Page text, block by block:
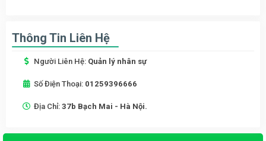
Thông Tin Liên Hệ
Người Liên Hệ: Quản lý nhân sự
Số Điện Thoại: 01259396666
Địa Chỉ: 37b Bạch Mai - Hà Nội.